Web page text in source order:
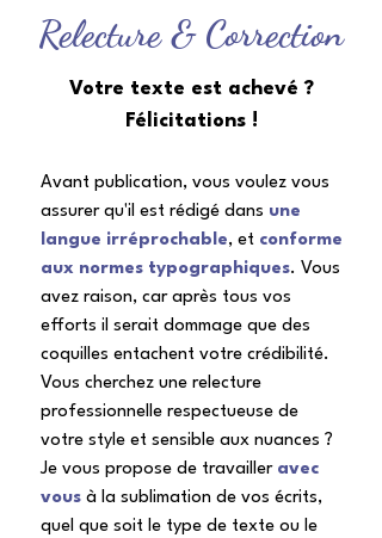
Relecture & Correction
Votre texte est achevé ?
Félicitations !
Avant publication, vous voulez vous
assurer qu'il est rédigé dans une
langue irréprochable, et conforme
aux normes typographiques. Vous
avez raison, car après tous vos
efforts il serait dommage que des
coquilles entachent votre crédibilité.
Vous cherchez une relecture
professionnelle respectueuse de
votre style et sensible aux nuances ?
Je vous propose de travailler avec
vous à la sublimation de vos écrits,
quel que soit le type de texte ou le